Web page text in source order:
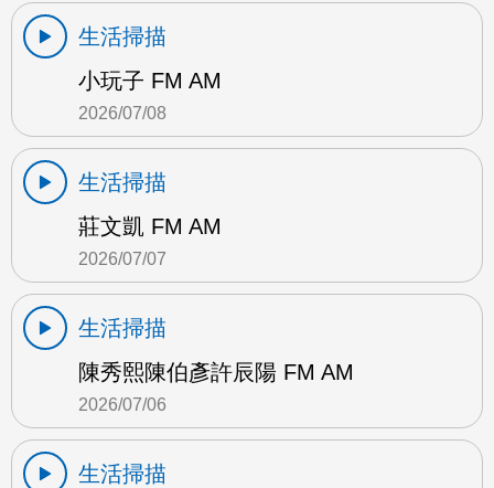
生活掃描
小玩子 FM AM
2026/07/08
生活掃描
莊文凱 FM AM
2026/07/07
生活掃描
陳秀熙陳伯彥許辰陽 FM AM
2026/07/06
生活掃描